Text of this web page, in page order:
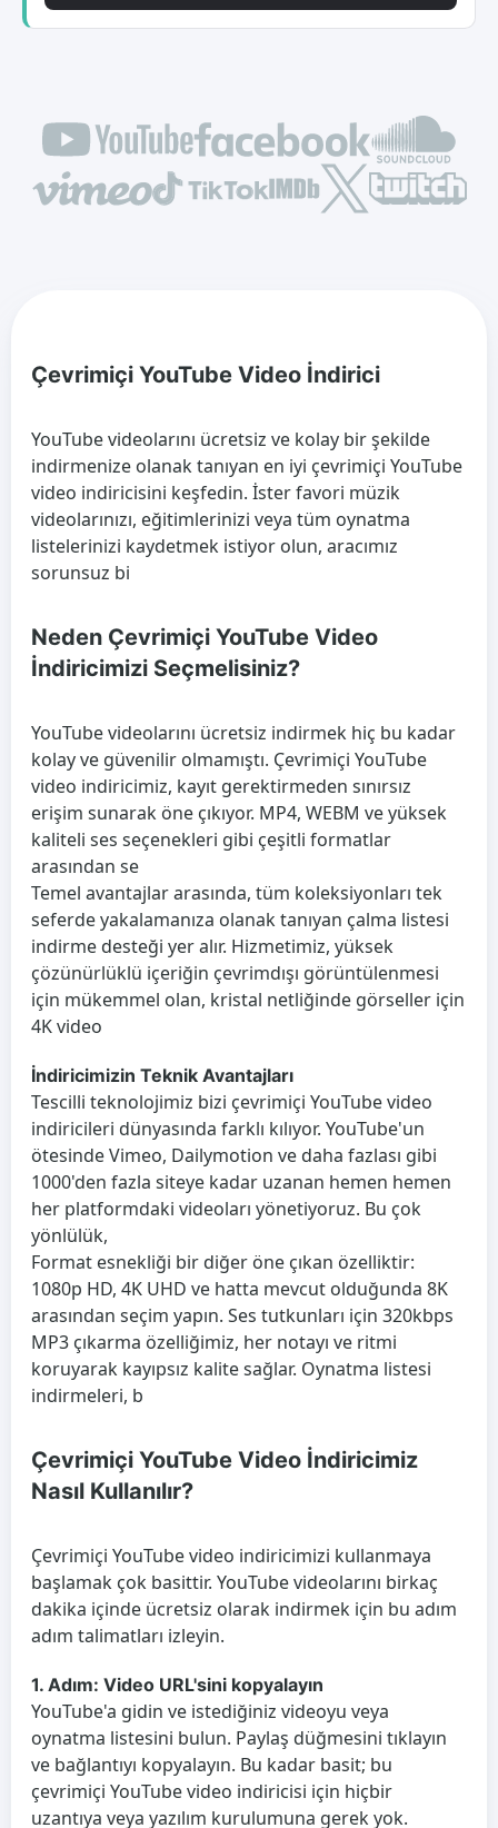
Çevrimiçi YouTube Video İndirici
YouTube videolarını ücretsiz ve kolay bir şekilde
indirmenize olanak tanıyan en iyi çevrimiçi YouTube
video indiricisini keşfedin. İster favori müzik
videolarınızı, eğitimlerinizi veya tüm oynatma
listelerinizi kaydetmek istiyor olun, aracımız
sorunsuz bi
Neden Çevrimiçi YouTube Video
İndiricimizi Seçmelisiniz?
YouTube videolarını ücretsiz indirmek hiç bu kadar
kolay ve güvenilir olmamıştı. Çevrimiçi YouTube
video indiricimiz, kayıt gerektirmeden sınırsız
erişim sunarak öne çıkıyor. MP4, WEBM ve yüksek
kaliteli ses seçenekleri gibi çeşitli formatlar
arasından se
Temel avantajlar arasında, tüm koleksiyonları tek
seferde yakalamanıza olanak tanıyan çalma listesi
indirme desteği yer alır. Hizmetimiz, yüksek
çözünürlüklü içeriğin çevrimdışı görüntülenmesi
için mükemmel olan, kristal netliğinde görseller için
4K video
İndiricimizin Teknik Avantajları
Tescilli teknolojimiz bizi çevrimiçi YouTube video
indiricileri dünyasında farklı kılıyor. YouTube'un
ötesinde Vimeo, Dailymotion ve daha fazlası gibi
1000'den fazla siteye kadar uzanan hemen hemen
her platformdaki videoları yönetiyoruz. Bu çok
yönlülük,
Format esnekliği bir diğer öne çıkan özelliktir:
1080p HD, 4K UHD ve hatta mevcut olduğunda 8K
arasından seçim yapın. Ses tutkunları için 320kbps
MP3 çıkarma özelliğimiz, her notayı ve ritmi
koruyarak kayıpsız kalite sağlar. Oynatma listesi
indirmeleri, b
Çevrimiçi YouTube Video İndiricimiz
Nasıl Kullanılır?
Çevrimiçi YouTube video indiricimizi kullanmaya
başlamak çok basittir. YouTube videolarını birkaç
dakika içinde ücretsiz olarak indirmek için bu adım
adım talimatları izleyin.
1. Adım: Video URL'sini kopyalayın
YouTube'a gidin ve istediğiniz videoyu veya
oynatma listesini bulun. Paylaş düğmesini tıklayın
ve bağlantıyı kopyalayın. Bu kadar basit; bu
çevrimiçi YouTube video indiricisi için hiçbir
uzantıya veya yazılım kurulumuna gerek yok.